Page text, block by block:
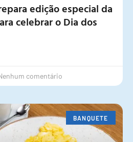
edição especial da
celebrar o Dia dos
comentário
BANQUETE